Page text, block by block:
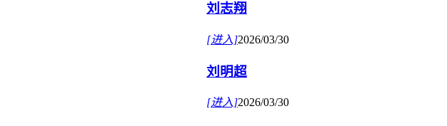
刘志翔
[进入]2026/03/30
刘明超
[进入]2026/03/30